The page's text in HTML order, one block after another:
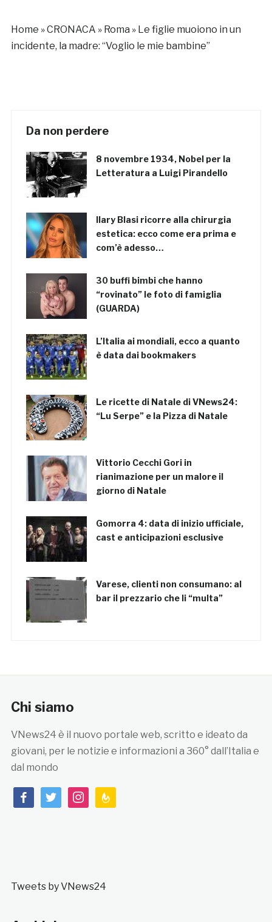
Home »CRONACA » Roma » Le figlie muoiono in un
incidente, la madre: “Voglio le mie bambine”
Da non perdere
8 novembre 1934, Nobel per la
Letteratura a Luigi Pirandello
Ilary Blasi ricorre alla chirurgia
estetica: ecco come era prima e
com’è adesso…
30 buffi bimbi che hanno
“rovinato” le foto di famiglia
(GUARDA)
L’Italia ai mondiali, ecco a quanto
è data dai bookmakers
Le ricette di Natale di VNews24:
“Lu Serpe” e la Pizza di Natale
Vittorio Cecchi Gori in
rianimazione per un malore il
giorno di Natale
Gomorra 4: data di inizio ufficiale,
cast e anticipazioni esclusive
Varese, clienti non consumano: al
bar il prezzario che li “multa”
Chi siamo
VNews24 è il nuovo portale web, scritto e ideato da
giovani, per le notizie e informazioni a 360° dall’Italia e
dal mondo
facebooktwitterinstagramfeedburner
Tweets by VNews24